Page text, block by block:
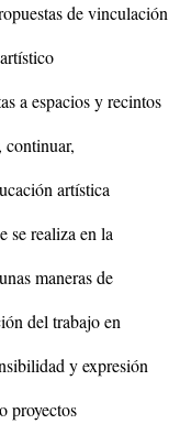
de vinculación
a espacios y recintos
continuar,
artística
se realiza en la
maneras de
del trabajo en
y expresión
proyectos